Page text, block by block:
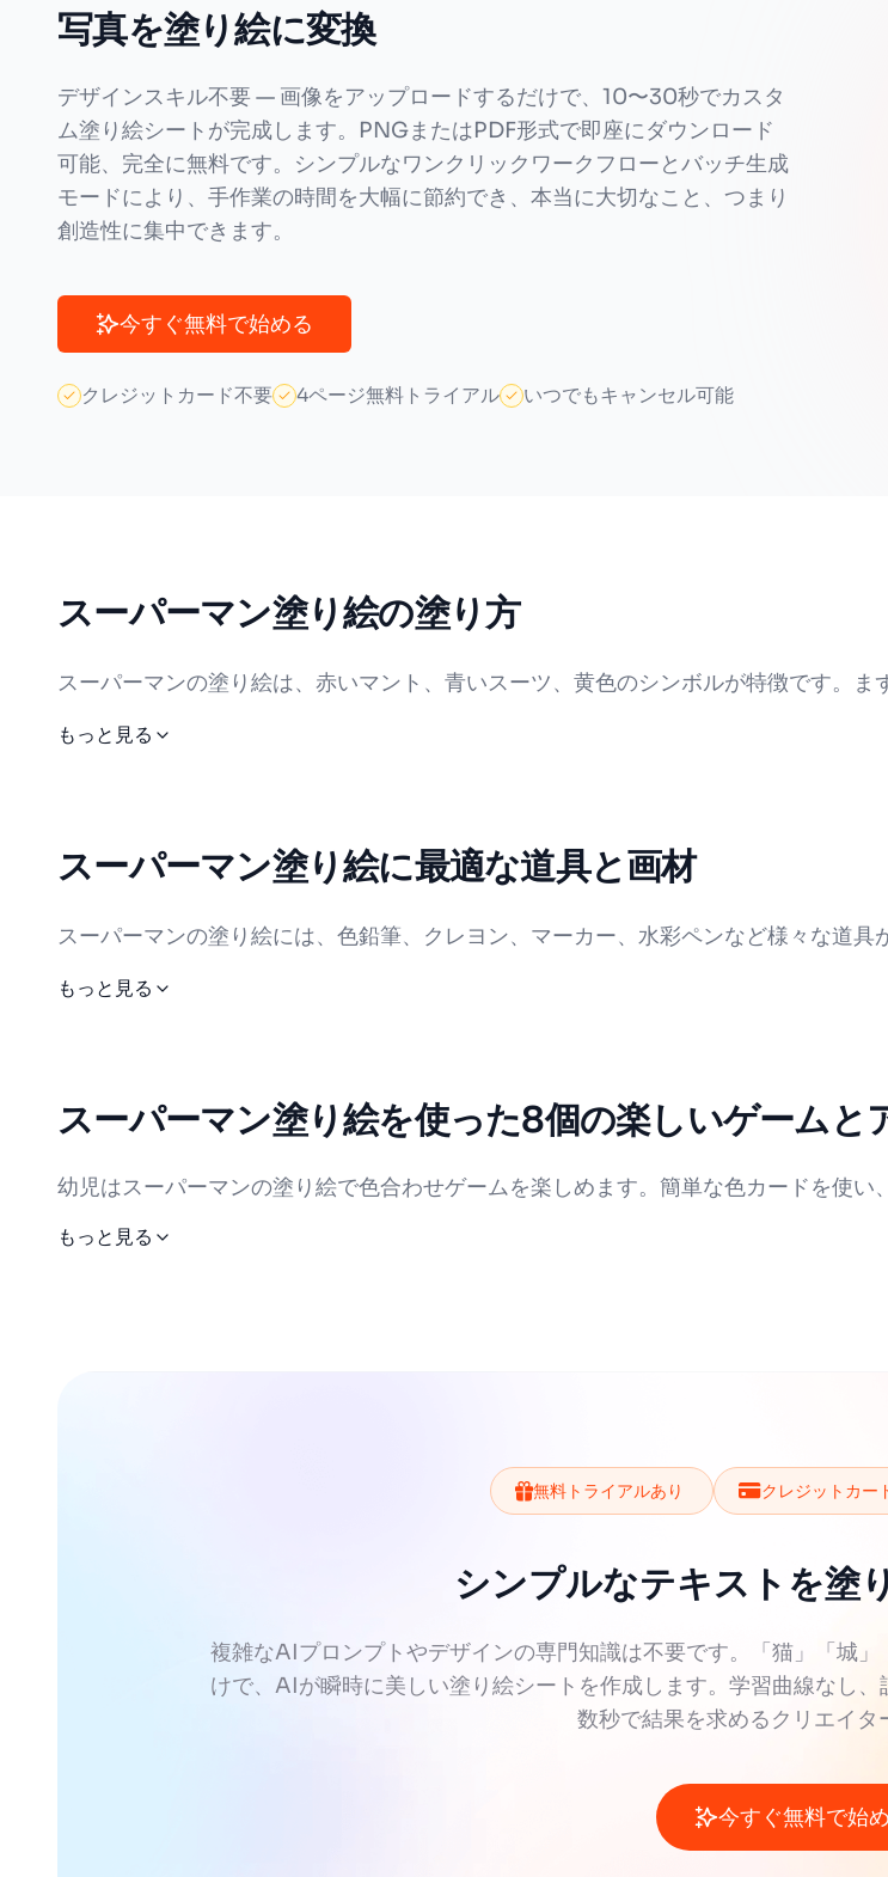
写真を塗り絵に変換
デザインスキル不要 — 画像をアップロードするだけで、10〜30秒でカスタ
ム塗り絵シートが完成します。PNGまたはPDF形式で即座にダウンロード
可能、完全に無料です。シンプルなワンクリックワークフローとバッチ生成
モードにより、手作業の時間を大幅に節約でき、本当に大切なこと、つまり
創造性に集中できます。
今すぐ無料で始める
クレジットカード不要 4ページ無料トライアル いつでもキャンセル可能
スーパーマン塗り絵の塗り方
スーパーマンの塗り絵は、赤いマント、青いスーツ、黄色のシンボルが特徴です。
出ます。男の子は力強く鮮やかな色使いを楽しみやすく、女の子には優しいトーン
せて色選びの自由度が高いので、親子で一緒に楽しむのにもぴったりです。スーパー
もっと見る
スーパーマン塗り絵に最適な道具と画材
スーパーマンの塗り絵には、色鉛筆、クレヨン、マーカー、水彩ペンなど様々な道
おすすめです。クレヨンは初心者や幼児に使いやすく、柔らかな色合いが出せます
で細かく描写する方法があります。スーパーマンの塗り絵をより魅力的にするため
もっと見る
スーパーマン塗り絵を使った8個の楽しいゲームと
幼児はスーパーマンの塗り絵で色合わせゲームを楽しめます。簡単な色カードを使
中高生はスーパーマンの塗り絵を使ったミニカード作りに挑戦できます。色を塗っ
もっと見る
無料トライアルあり クレジットカー
シンプルなテキストを塗
複雑なAIプロンプトやデザインの専門知識は不要です。「猫」「城
けで、AIが瞬時に美しい塗り絵シートを作成します。学習曲線なし
数秒で結果を求めるクリエイタ
今すぐ無料で始